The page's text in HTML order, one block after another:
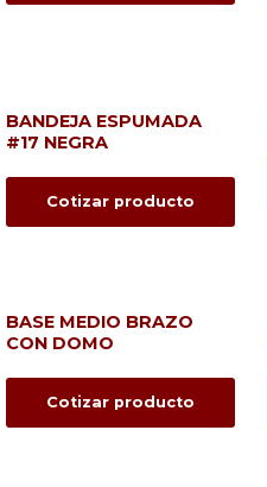
BANDEJA ESPUMADA
#17 NEGRA
Cotizar producto
BASE MEDIO BRAZO
CON DOMO
Cotizar producto